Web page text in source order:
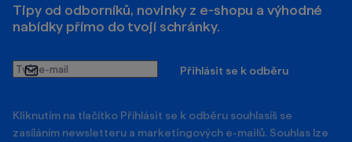
Tipy od odborníků, novinky z e‑shopu a výhodné
nabídky přímo do tvojí schránky.
Tvůj
e-
Přihlásit se k odběru
Kliknutím na tlačítko Příhlásit se k odběru souhlasíš se
zasíláním newsletteru a marketingových e-mailů. Souhlas lze